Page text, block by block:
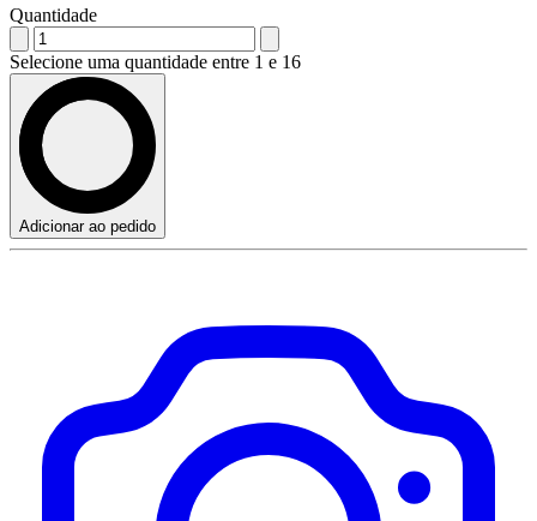
Quantidade
Selecione uma quantidade entre 1 e 16
Adicionar ao pedido